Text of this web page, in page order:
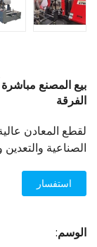
بيع المصنع
الفرقة
لقطع المعادن
الصناعية
استفسار
الوسم: